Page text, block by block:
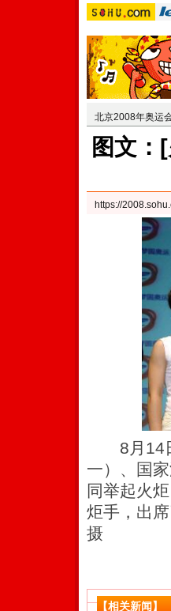
北京2008年奥运
图文：
https://
8月14日
一）、国
同举起火
炬手，出
摄
【相关新闻】